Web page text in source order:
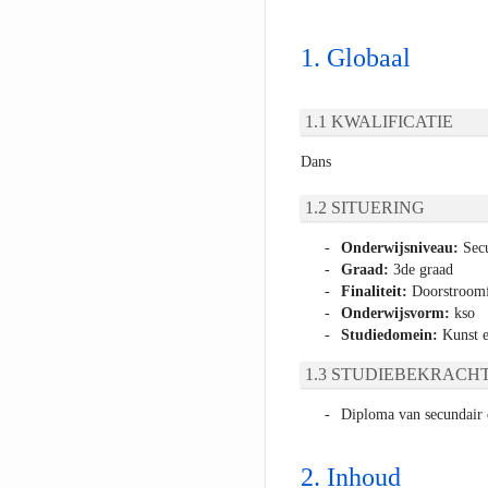
Globaal
KWALIFICATIE
Dans
SITUERING
Onderwijsniveau:
Graad: 3de graad
Finaliteit:
Onderwijsvorm: kso
Studiedomein: Kunst
Diploma van
Inhoud